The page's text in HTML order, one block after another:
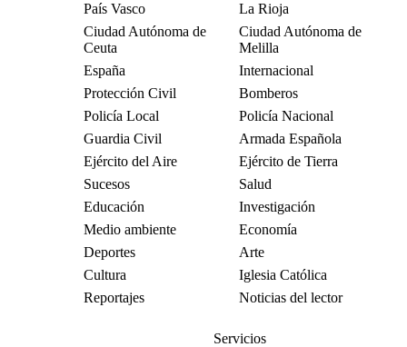
País Vasco
La Rioja
Ciudad Autónoma de
Ceuta
Ciudad Autónoma de
Melilla
España
Internacional
Protección Civil
Bomberos
Policía Local
Policía Nacional
Guardia Civil
Armada Española
Ejército del Aire
Ejército de Tierra
Sucesos
Salud
Educación
Investigación
Medio ambiente
Economía
Deportes
Arte
Cultura
Iglesia Católica
Reportajes
Noticias del lector
Servicios